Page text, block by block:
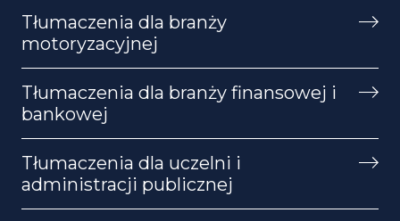
Tłumaczenia dla branży
motoryzacyjnej
Tłumaczenia dla branży finansowej i
bankowej
Tłumaczenia dla uczelni i
administracji publicznej